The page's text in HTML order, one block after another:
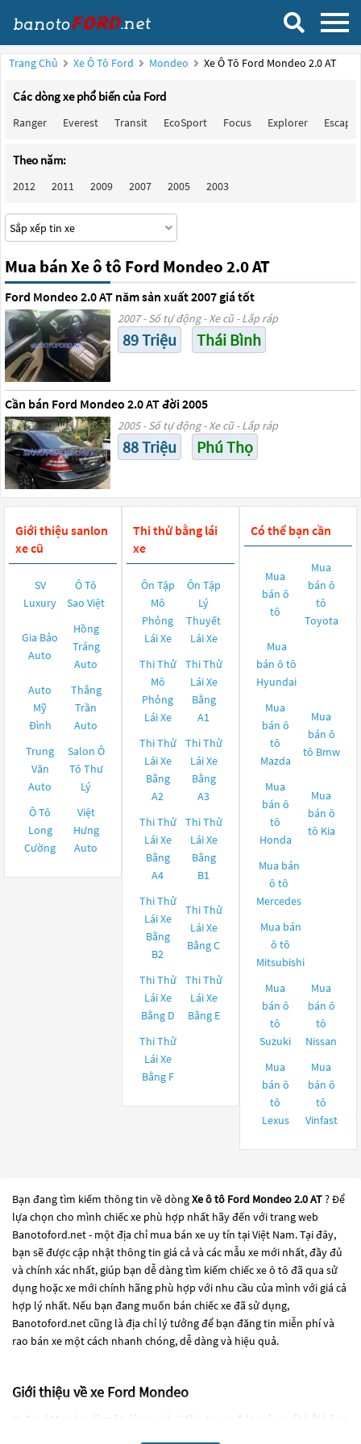
Trang Chủ Xe Ô Tô Ford Mondeo Xe Ô Tô Ford Mondeo 2.0 AT
Các dòng xe phổ biến của Ford
Ranger Everest Transit EcoSport Focus Explorer Escape
Theo năm:
2012 2011 2009 2007 2005 2003
Mua bán Xe ô tô Ford Mondeo 2.0 AT
Ford Mondeo 2.0 AT năm sản xuất 2007 giá tốt
2007 - Số tự động - Xe cũ - Lắp ráp
89 Triệu Thái Bình
Cần bán Ford Mondeo 2.0 AT đời 2005
2005 - Số tự động - Xe cũ - Lắp ráp
88 Triệu Phú Thọ
Giới thiệu sanlon
xe cũ
SV
Luxury
Ô Tô
Sao Việt
Gia Bảo
Auto
Hồng
Tráng
Auto
Auto
Mỹ
Đình
Thắng
Trần
Auto
Trung
Văn
Auto
Salon Ô
Tô Thư
Lý
Ô Tô
Long
Cường
Việt
Hưng
Auto
Thi thử bằng lái
xe
Ôn Tập
Mô
Phỏng
Lái Xe
Ôn Tập
Lý
Thuyết
Lái Xe
Thi Thử
Mô
Phỏng
Lái Xe
Thi Thử
Lái Xe
Bằng
A1
Thi Thử
Lái Xe
Bằng
A2
Thi Thử
Lái Xe
Bằng
A3
Thi Thử
Lái Xe
Bằng
A4
Thi Thử
Lái Xe
Bằng
B1
Thi Thử
Lái Xe
Bằng
B2
Thi Thử
Lái Xe
Bằng C
Thi Thử
Lái Xe
Bằng D
Thi Thử
Lái Xe
Bằng E
Thi Thử
Lái Xe
Bằng F
Có thể bạn cần
Mua
bán ô
tô
Mua
bán ô
tô
Toyota
Mua
bán ô tô
Hyundai
Mua
bán ô
tô
Mazda
Mua
bán ô
tô Bmw
Mua
bán ô
tô
Honda
Mua
bán ô
tô Kia
Mua bán
ô tô
Mercedes
Mua bán
ô tô
Mitsubishi
Mua
bán ô
tô
Suzuki
Mua
bán ô
tô
Nissan
Mua
bán ô
tô
Lexus
Mua
bán ô
tô
Vinfast
Bạn đang tìm kiếm thông tin về dòngXe ô tô Ford Mondeo 2.0 AT? Để
lựa chọn cho mình chiếc xe phù hợp nhất hãy đến với trang web
Banotoford.net - một địa chỉ mua bán xe uy tín tại Việt Nam. Tại đây,
bạn sẽ được cập nhật thông tin giá cả và các mẫu xe mới nhất, đầy đủ
và chính xác nhất, giúp bạn dễ dàng tìm kiếm chiếc xe ô tô đã qua sử
dụng hoặc xe mới chính hãng phù hợp với nhu cầu của mình với giá cả
hợp lý nhất. Nếu bạn đang muốn bán chiếc xe đã sử dụng,
Banotoford.net cũng là địa chỉ lý tưởng để bạn đăng tin miễn phí và
rao bán xe một cách nhanh chóng, dễ dàng và hiệu quả.
Giới thiệu về xe Ford Mondeo
Xe Ford Mondeo là một dòng xe hơi tầm trung được sản xuất bởi hãng